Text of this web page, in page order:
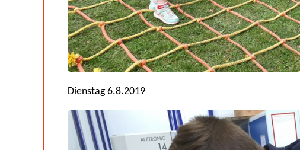
Dienstag 6.8.2019